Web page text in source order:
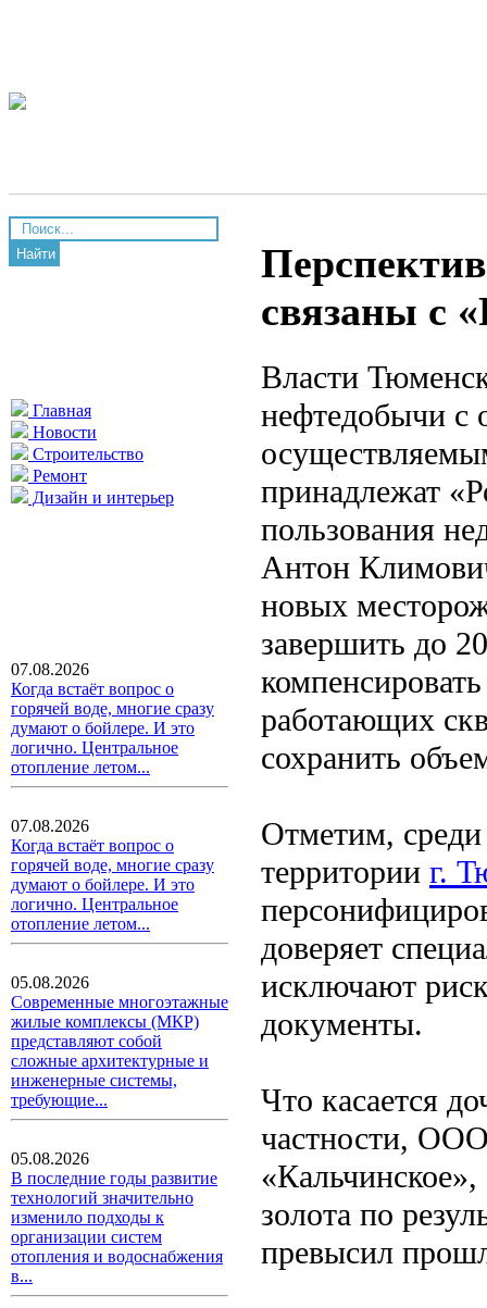
Найти
Главная
Новости
Строительство
Ремонт
Дизайн и интерьер
07.08.2026
Когда встаёт вопрос о
горячей воде, многие сразу
думают о бойлере. И это
логично. Центральное
отопление летом...
07.08.2026
Когда встаёт вопрос о
горячей воде, многие сразу
думают о бойлере. И это
логично. Центральное
отопление летом...
05.08.2026
Современные многоэтажные
жилые комплексы (МКР)
представляют собой
сложные архитектурные и
инженерные системы,
требующие...
05.08.2026
В последние годы развитие
технологий значительно
изменило подходы к
организации систем
отопления и водоснабжения
в...
связаны с
Власти
нефтедобычи с
принадлежат
пользования
Антон
новых
завершить до
работающих
сохранить
Отметим,
территории г.
доверяет
исключают
документы.
Что касается
частности,
золота по
превысил